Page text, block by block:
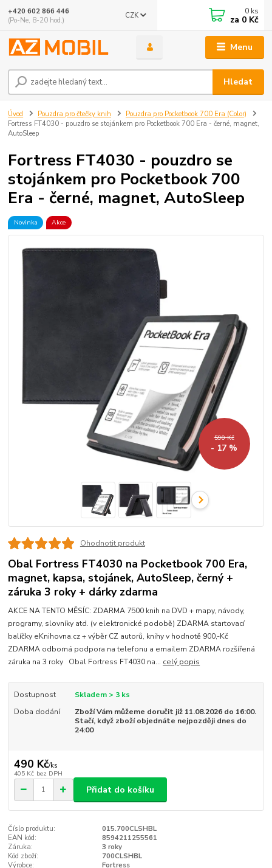
Menu
CZK
Hledat
+420 602 866 446
(Po-Ne, 8-20 hod.)
0 ks
za 0 Kč
Úvod Pouzdra pro čtečky knih
Pouzdra pro Pocketbook 700 Era (Color)
Fortress FT4030 - pouzdro se stojánkem pro Pocketbook 700 Era - černé, magnet,
AutoSleep
Fortress FT4030 - pouzdro se
stojánkem pro Pocketbook 700
Era - černé, magnet, AutoSleep
Novinka Akce
590 Kč
- 17 %
Ohodnotit produkt
Obal Fortress FT4030 na Pocketbook 700 Era,
magnet, kapsa, stojánek, AutoSleep, černý +
záruka 3 roky + dárky zdarma
AKCE NA TENTO MĚSÍC: ZDARMA 7500 knih na DVD + mapy, návody,
programy, slovníky atd. (v elektronické podobě) ZDARMA startovací
balíčky eKnihovna.cz + výběr CZ autorů, knihy v hodnotě 900,-Kč
ZDARMA odborná podpora na telefonu a emailem ZDARMA rozšířená
záruka na 3 roky Obal Fortress FT4030 na... celý popis
Dostupnost
Skladem > 3 ks
Doba dodání
Zboží Vám můžeme doručit již 11.08.2026 do 16:00.
Stačí, když zboží objednáte nejpozději dnes do
24:00
490 Kč/ks
405 Kč bez DPH
Přidat do košíku
Číslo produktu:
015.700CLSHBL
EAN kód:
8594211255561
Záruka:
3 roky
Kód zboží:
700CLSHBL
Výrobce:
Fortress